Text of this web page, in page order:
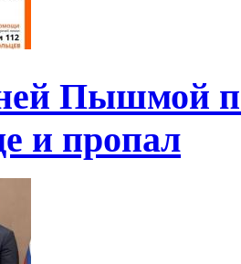
Пышмой
и пропал